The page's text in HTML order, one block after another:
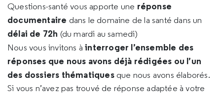
Questions-santé vous apporte une réponse
documentaire dans le domaine de la santé dans un
délai de 72h (du mardi au samedi)
Nous vous invitons àinterroger l’ensemble des
réponses que nous avons déjà rédigées ou l’un
des dossiers thématiques que nous avons élaborés.
Si vous n’avez pas trouvé de réponse adaptée à votre